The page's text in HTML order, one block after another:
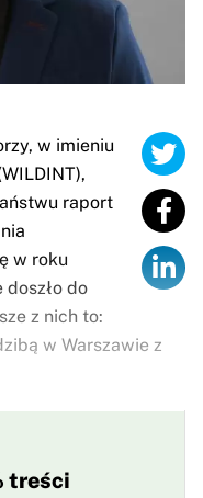
w imieniu
raport
w roku
doszło do
z nich to:
w Warszawie z
treści